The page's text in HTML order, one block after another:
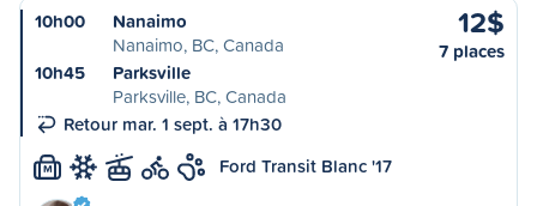
10h00
Nanaimo
Nanaimo, BC, Canada
10h45
Parksville
Parksville, BC, Canada
Retour mar. 1 sept. à 17h30
12$
7 places
M Ford Transit Blanc '17